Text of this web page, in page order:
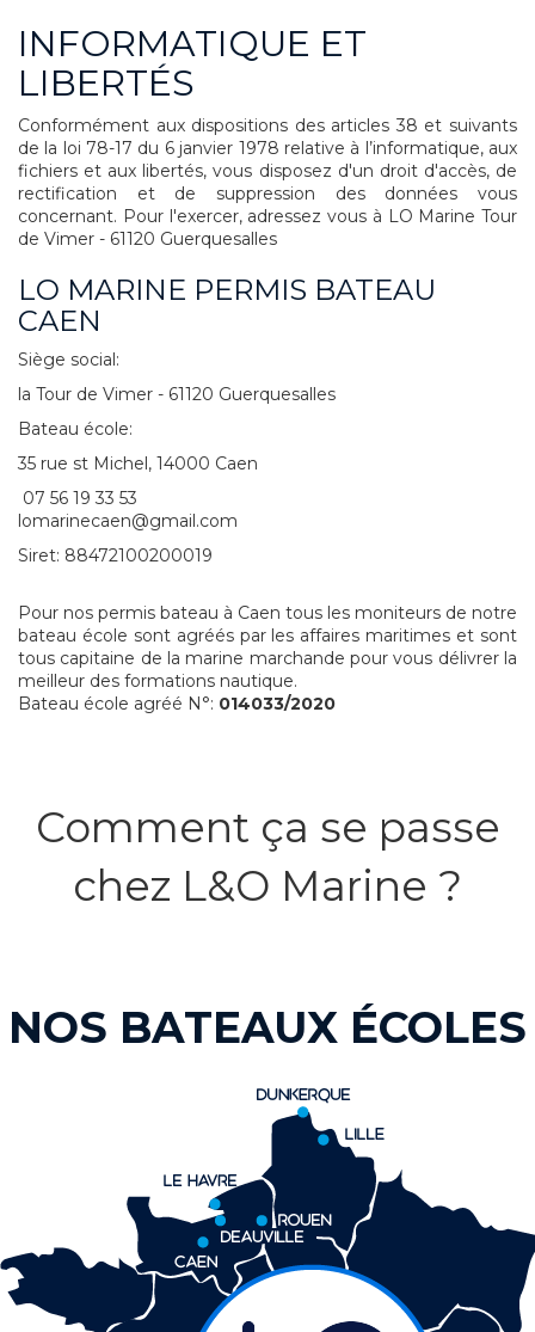
INFORMATIQUE ET
LIBERTÉS
Conformément aux dispositions des articles 38 et suivants
de la loi 78-17 du 6 janvier 1978 relative à l’informatique, aux
fichiers et aux libertés, vous disposez d'un droit d'accès, de
rectification et de suppression des données vous
concernant. Pour l'exercer, adressez vous à LO Marine Tour
de Vimer - 61120 Guerquesalles
LO MARINE PERMIS BATEAU
CAEN
Siège social:
la Tour de Vimer - 61120 Guerquesalles
Bateau école:
35 rue st Michel, 14000 Caen
07 56 19 33 53
lomarinecaen@gmail.com
Siret: 88472100200019
Pour nos permis bateau à Caen tous les moniteurs de notre
bateau école sont agréés par les affaires maritimes et sont
tous capitaine de la marine marchande pour vous délivrer la
meilleur des formations nautique.
Bateau école agréé N°: 014033/2020
Comment ça se passe
chez L&O Marine ?
NOS BATEAUX ÉCOLES